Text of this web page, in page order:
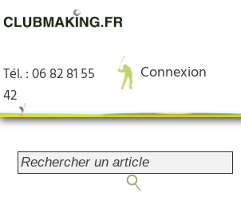
Tél. : 06 82 81 55
42
Connexion